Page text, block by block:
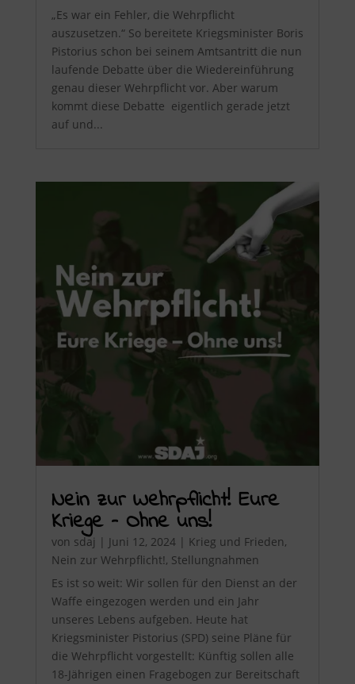
„Es war ein Fehler, die Wehrpflicht
auszusetzen.“ So bereitete Kriegsminister Boris
Pistorius schon bei seinem Amtsantritt die nun
laufende Debatte über die Wiedereinführung
genau dieser Wehrpflicht vor. Aber warum
kommt diese Debatte eigentlich gerade jetzt
auf und...
Nein zur Wehrpflicht! Eure
Kriege – Ohne uns!
von sdaj | Juni 12, 2024| Krieg und Frieden,
Nein zur Wehrpflicht!, Stellungnahmen
Es ist so weit: Wir sollen für den Dienst an der
Waffe eingezogen werden und ein Jahr
unseres Lebens aufgeben. Heute hat
Kriegsminister Pistorius (SPD) seine Pläne für
die Wehrpflicht vorgestellt: Künftig sollen alle
18-Jährigen einen Fragebogen zur Bereitschaft